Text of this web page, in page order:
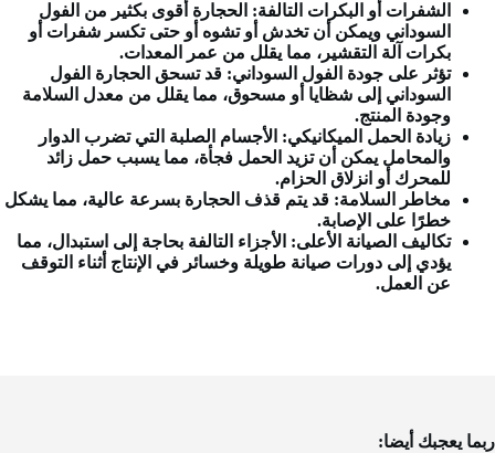
الشفرات أو البكرات التالفة: الحجارة أقوى بكثير من الفول
السوداني ويمكن أن تخدش أو تشوه أو حتى تكسر شفرات أو
بكرات آلة التقشير، مما يقلل من عمر المعدات.
تؤثر على جودة الفول السوداني: قد تسحق الحجارة الفول
السوداني إلى شظايا أو مسحوق، مما يقلل من معدل السلامة
وجودة المنتج.
زيادة الحمل الميكانيكي: الأجسام الصلبة التي تضرب الدوار
والمحامل يمكن أن تزيد الحمل فجأة، مما يسبب حمل زائد
للمحرك أو انزلاق الحزام.
مخاطر السلامة: قد يتم قذف الحجارة بسرعة عالية، مما يشكل
خطرًا على الإصابة.
تكاليف الصيانة الأعلى: الأجزاء التالفة بحاجة إلى استبدال، مما
يؤدي إلى دورات صيانة طويلة وخسائر في الإنتاج أثناء التوقف
عن العمل.
ربما يعجبك أيضا: